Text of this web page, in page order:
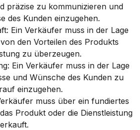
präzise zu kommunizieren und
des Kunden einzugehen.
Ein Verkäufer muss in der Lage
den Vorteilen des Produkts
zu überzeugen.
Ein Verkäufer muss in der Lage
und Wünsche des Kunden zu
einzugehen.
muss über ein fundiertes
Produkt oder die Dienstleistung